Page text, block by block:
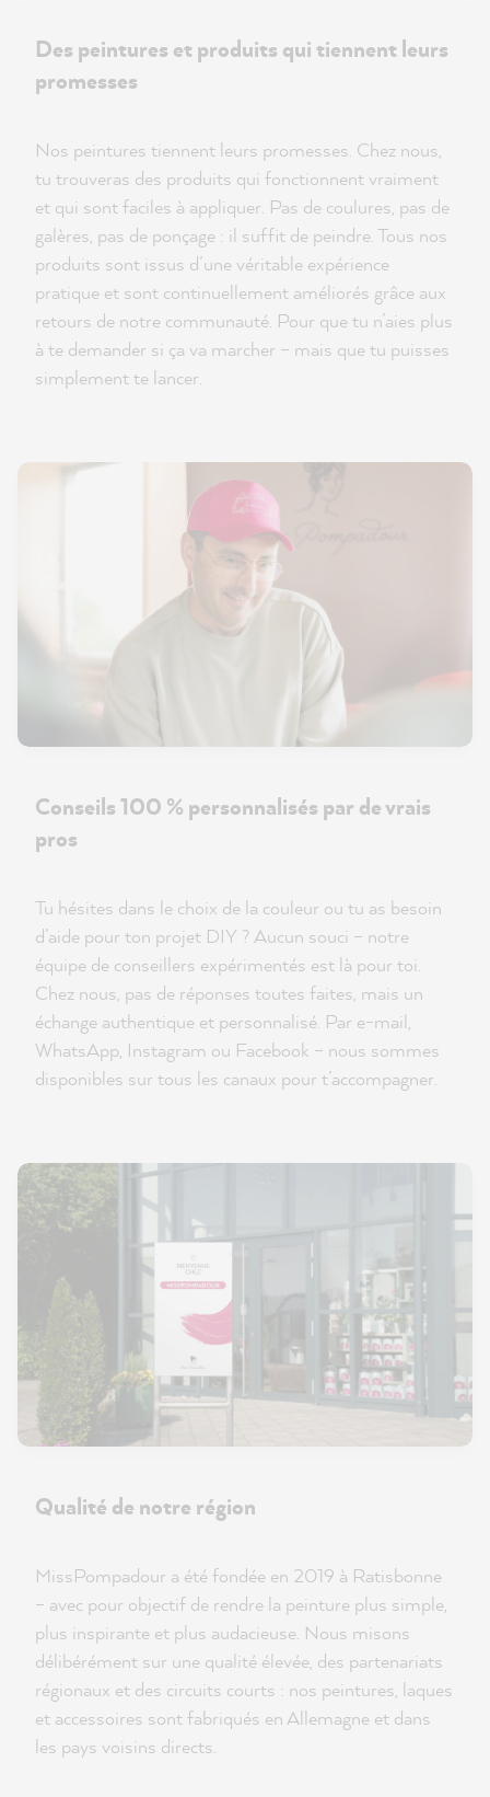
Des peintures et produits qui tiennent leurs
promesses
Nos peintures tiennent leurs promesses. Chez nous,
tu trouveras des produits qui fonctionnent vraiment
et qui sont faciles à appliquer. Pas de coulures, pas de
galères, pas de ponçage : il suffit de peindre. Tous nos
produits sont issus d’une véritable expérience
pratique et sont continuellement améliorés grâce aux
retours de notre communauté. Pour que tu n’aies plus
à te demander si ça va marcher – mais que tu puisses
simplement te lancer.
Conseils 100 % personnalisés par de vrais
pros
Tu hésites dans le choix de la couleur ou tu as besoin
d’aide pour ton projet DIY ? Aucun souci – notre
équipe de conseillers expérimentés est là pour toi.
Chez nous, pas de réponses toutes faites, mais un
échange authentique et personnalisé. Par e-mail,
WhatsApp, Instagram ou Facebook – nous sommes
disponibles sur tous les canaux pour t’accompagner.
Qualité de notre région
MissPompadour a été fondée en 2019 à Ratisbonne
– avec pour objectif de rendre la peinture plus simple,
plus inspirante et plus audacieuse. Nous misons
délibérément sur une qualité élevée, des partenariats
régionaux et des circuits courts : nos peintures, laques
et accessoires sont fabriqués en Allemagne et dans
les pays voisins directs.